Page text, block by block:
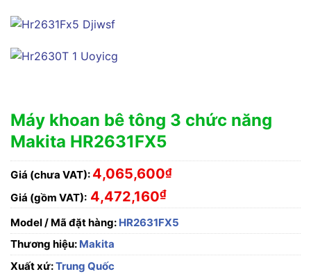
Máy khoan bê tông 3 chức năng
Makita HR2631FX5
Giá (chưa VAT): 4,065,600₫
Giá (gồm VAT): 4,472,160₫
Model / Mã đặt hàng: HR2631FX5
Thương hiệu: Makita
Xuất xứ:Trung Quốc